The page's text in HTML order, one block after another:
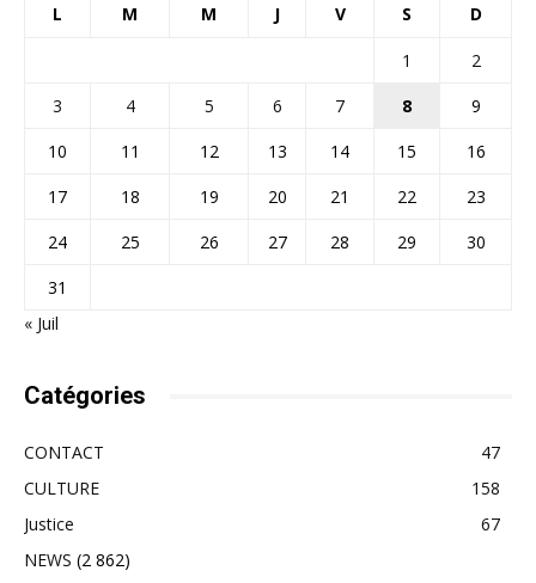
L M M J V S D
1
2
3
4 5 6 7 8
9
10
11 12 13 14 15
16
17
18 19 20 21 22
23
24
25 26 27 28 29
30
31
« Juil
Catégories
CONTACT
47
CULTURE
158
Justice
67
NEWS (2 862)